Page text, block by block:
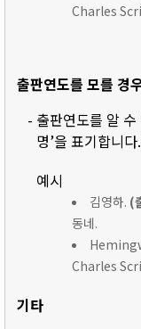
Charles
출판연도를 모를 경
- 출판연도를 알
명’을 표기합니다.
예시
김영하. (
동네.
Charles
기타